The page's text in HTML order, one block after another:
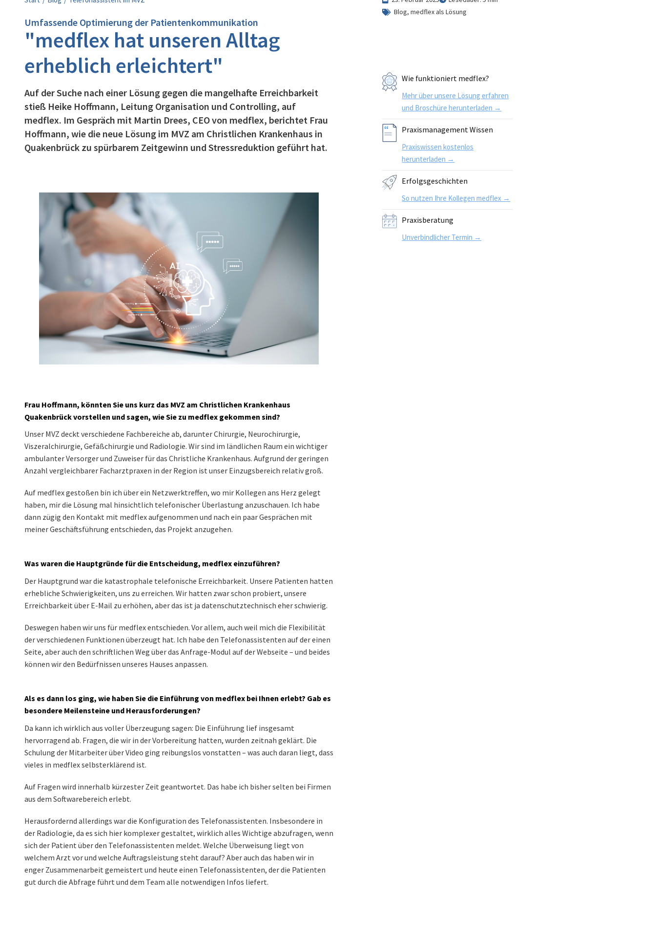
Umfassende Optimierung der Patientenkommunikation
"medflex hat unseren Alltag
erheblich erleichtert"
Auf der Suche nach einer Lösung gegen die mangelhafte Erreichbarkeit
stieß Heike Hoffmann, Leitung Organisation und Controlling, auf
medflex. Im Gespräch mit Martin Drees, CEO von medflex, berichtet Frau
Hoffmann, wie die neue Lösung im MVZ am Christlichen Krankenhaus in
Quakenbrück zu spürbarem Zeitgewinn und Stressreduktion geführt hat.
Frau Hoffmann, könnten Sie uns kurz das MVZ am Christlichen Krankenhaus
Quakenbrück vorstellen und sagen, wie Sie zu medflex gekommen sind?
Unser MVZ deckt verschiedene Fachbereiche ab, darunter Chirurgie, Neurochirurgie,
Viszeralchirurgie, Gefäßchirurgie und Radiologie. Wir sind im ländlichen Raum ein wichtiger
ambulanter Versorger und Zuweiser für das Christliche Krankenhaus. Aufgrund der geringen
Anzahl vergleichbarer Facharztpraxen in der Region ist unser Einzugsbereich relativ groß.
Auf medflex gestoßen bin ich über ein Netzwerktreffen, wo mir Kollegen ans Herz gelegt
haben, mir die Lösung mal hinsichtlich telefonischer Überlastung anzuschauen. Ich habe
dann zügig den Kontakt mit medflex aufgenommen und nach ein paar Gesprächen mit
meiner Geschäftsführung entschieden, das Projekt anzugehen.
Was waren die Hauptgründe für die Entscheidung, medflex einzuführen?
Der Hauptgrund war die katastrophale telefonische Erreichbarkeit. Unsere Patienten hatten
erhebliche Schwierigkeiten, uns zu erreichen. Wir hatten zwar schon probiert, unsere
Erreichbarkeit über E-Mail zu erhöhen, aber das ist ja datenschutztechnisch eher schwierig.
Deswegen haben wir uns für medflex entschieden. Vor allem, auch weil mich die Flexibilität
der verschiedenen Funktionen überzeugt hat. Ich habe den Telefonassistenten auf der einen
Seite, aber auch den schriftlichen Weg über das Anfrage-Modul auf der Webseite – und beides
können wir den Bedürfnissen unseres Hauses anpassen.
Als es dann los ging, wie haben Sie die Einführung von medflex bei Ihnen erlebt? Gab es
besondere Meilensteine und Herausforderungen?
Da kann ich wirklich aus voller Überzeugung sagen: Die Einführung lief insgesamt
hervorragend ab. Fragen, die wir in der Vorbereitung hatten, wurden zeitnah geklärt. Die
Schulung der Mitarbeiter über Video ging reibungslos vonstatten – was auch daran liegt, dass
vieles in medflex selbsterklärend ist.
Auf Fragen wird innerhalb kürzester Zeit geantwortet. Das habe ich bisher selten bei Firmen
aus dem Softwarebereich erlebt.
Herausfordernd allerdings war die Konfiguration des Telefonassistenten. Insbesondere in
der Radiologie, da es sich hier komplexer gestaltet, wirklich alles Wichtige abzufragen, wenn
sich der Patient über den Telefonassistenten meldet. Welche Überweisung liegt von
welchem Arzt vor und welche Auftragsleistung steht darauf? Aber auch das haben wir in
enger Zusammenarbeit gemeistert und heute einen Telefonassistenten, der die Patienten
gut durch die Abfrage führt und dem Team alle notwendigen Infos liefert.
Blog,medflex als Lösung
Wie funktioniert medflex?
Mehr über unsere Lösung erfahren
und Broschüre herunterladen →
Praxismanagement Wissen
Praxiswissen kostenlos
herunterladen →
Erfolgsgeschichten
So nutzen Ihre Kollegen medflex →
Praxisberatung
Unverbindlicher Termin →